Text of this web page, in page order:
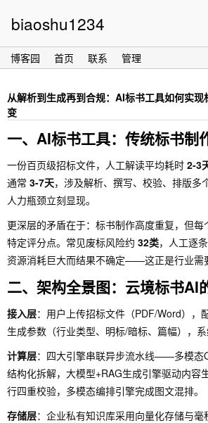
biaoshu1234
博客园 首页 联系 管理
从解析到生成再到合规：AI标书工具如何实现
变
一、AI标书工具：传统标书制
一份百页级招标文件，人工解读平均耗时 2-3
通常 3-7天，涉及解析、撰写、校验、排版多
人力瓶颈立刻显现。
更深层的矛盾在于：标书制作高度重复，但
特定评分点。常见废标风险约 32类，人工逐
资源消耗巨大而结果不确定——这正是行业需
二、架构全景图：云境标书AI
接入层：用户上传招标文件（PDF/Word），
生成参数（行业类型、明标/暗标、篇幅），系
计算层：四大引擎串联异步流水线——多模态
结构化拆解，大模型+RAG生成引擎驱动内容
行四重校验，多模态编排引擎完成图文混排。
存储层：企业私有知识库采用向量化存储与